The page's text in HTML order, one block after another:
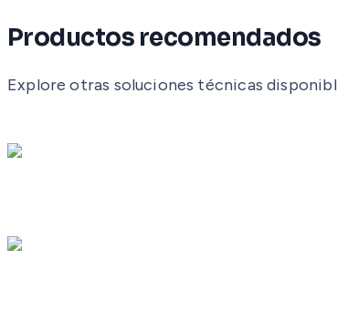
Productos recomendados
Explore otras soluciones técnicas